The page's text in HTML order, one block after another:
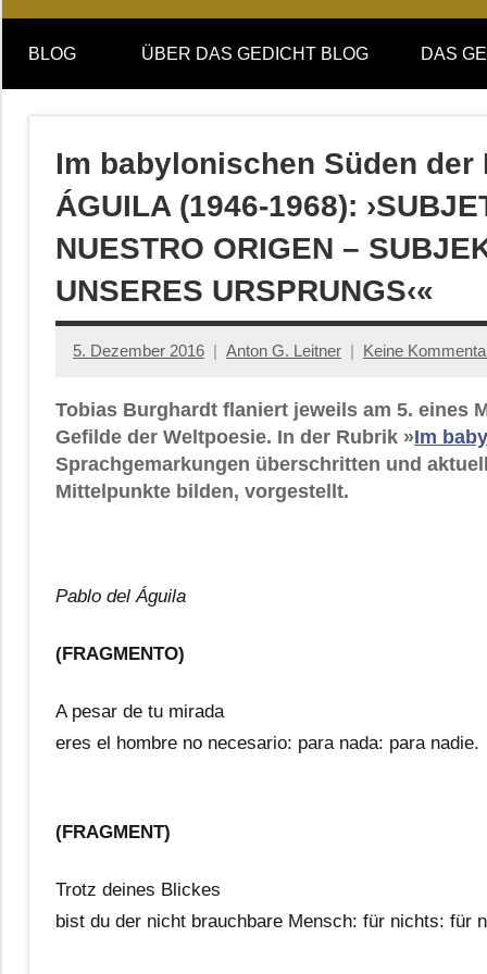
DAS
GEDICHT
blog
DAS
GEDICHT.
Zeitschrift
BLOG ÜBER DAS GEDICHT BLOG DAS
Im babylonischen Süden der
ÁGUILA (1946-1968):
NUESTRO ORIGEN –
UNSERES URSPRUNGS‹«
5. Dezember 2016 Anton G. Leitner Keine
Tobias Burghardt flaniert jeweils am 5. eines
Gefilde der Weltpoesie. In der Rubrik »Im
Sprachgemarkungen überschritten und
Mittelpunkte bilden, vorgestellt.
Pablo del Águila
(FRAGMENTO)
A pesar de tu mirada
eres el hombre no necesario: para nada: para nadie.
(FRAGMENT)
Trotz deines Blickes
bist du der nicht brauchbare Mensch: für nichts: für